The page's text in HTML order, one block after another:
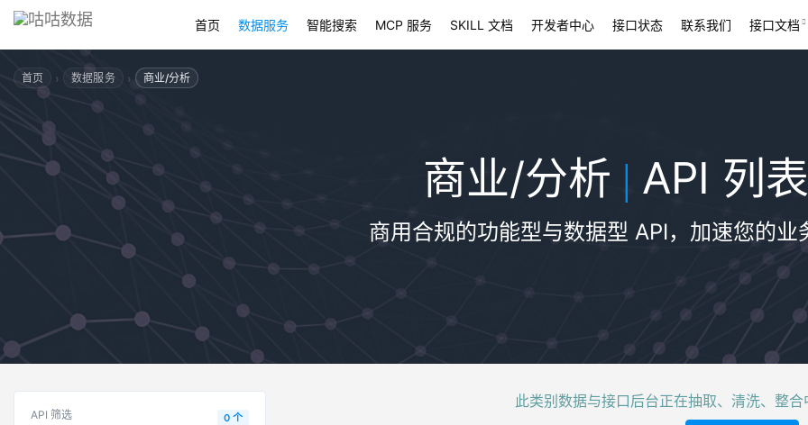
首页 数据服务 智能搜索 MCP 服务 SKILL 文档 开发者中心 接口状态 联系我们 接口文档
首页 › 数据服务 › 商业/分析
商业/分析 | API 列表
商用合规的功能型与数据型 API，加速您的业
API 筛选
0 个
此类别数据与接口后台正在抽取、清洗、整